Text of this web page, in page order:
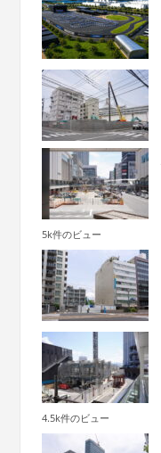
5k件のビュー
4.5k件のビュー